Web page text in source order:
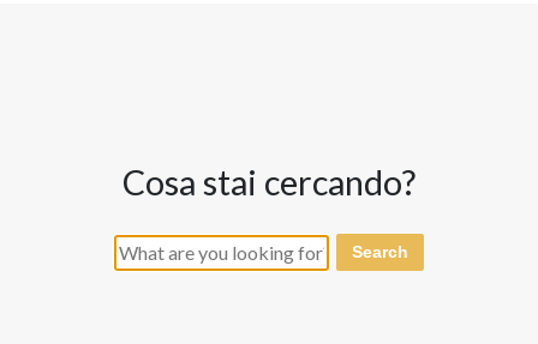
cosa stai cercando?
Search